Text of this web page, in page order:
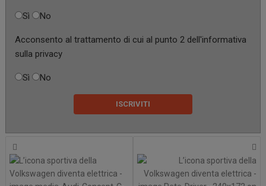
Sì No
Acconsento al trattamento di cui al punto 2 dell'informativa
sulla privacy
Sì No
ISCRIVITI
Navigazione
articoli